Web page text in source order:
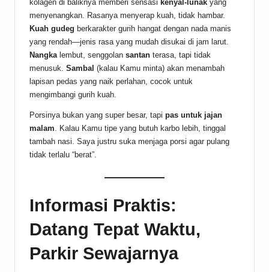
kolagen di baliknya memberi sensasi kenyal-lunak yang
menyenangkan. Rasanya menyerap kuah, tidak hambar.
Kuah gudeg berkarakter gurih hangat dengan nada manis
yang rendah—jenis rasa yang mudah disukai di jam larut.
Nangkalembut, senggolan santan terasa, tapi tidak
menusuk. Sambal (kalau Kamu minta) akan menambah
lapisan pedas yang naik perlahan, cocok untuk
mengimbangi gurih kuah.
Porsinya bukan yang super besar, tapi pas untuk jajan
malam. Kalau Kamu tipe yang butuh karbo lebih, tinggal
tambah nasi. Saya justru suka menjaga porsi agar pulang
tidak terlalu “berat”.
Informasi Praktis:
Datang Tepat Waktu,
Parkir Sewajarnya